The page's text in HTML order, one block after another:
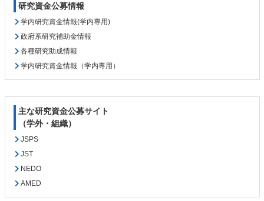
頭
へ
研究資金公募情報
学内研究資金情報(学内専用)
政府系研究補助金情報
各種研究助成情報
学内研究資金情報（学内専用）
主な研究資金公募サイト
（学外・組織）
JSPS
JST
NEDO
AMED